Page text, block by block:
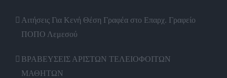
Αιτήσεις Για Κενή Θέση Γραφέα στο Επαρχ. Γραφείο
ΠΟΠΟ Λεμεσού
ΒΡΑΒΕΥΣΕΙΣ ΑΡΙΣΤΩΝ ΤΕΛΕΙΟΦΟΙΤΩΝ
ΜΑΘΗΤΩΝ